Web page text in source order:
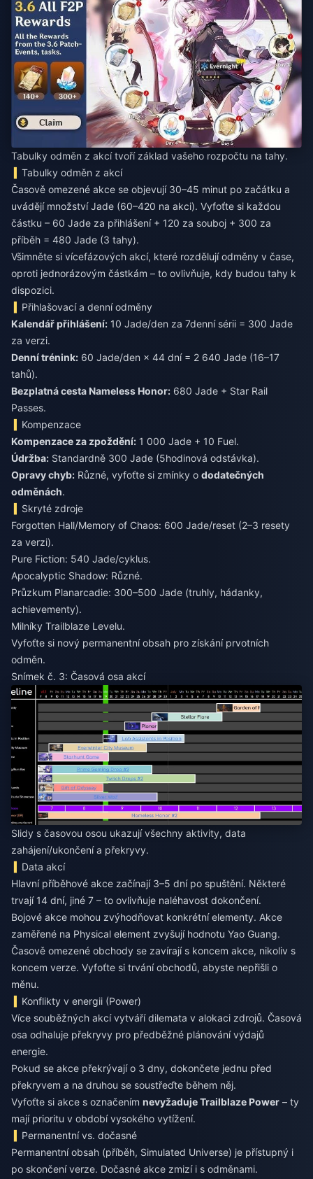
Tabulky odměn z akcí tvoří základ vašeho rozpočtu na tahy.
Tabulky odměn z akcí
Časově omezené akce se objevují 30–45 minut po začátku a
uvádějí množství Jade (60–420 na akci). Vyfoťte si každou
částku – 60 Jade za přihlášení + 120 za souboj + 300 za
příběh = 480 Jade (3 tahy).
Všimněte si vícefázových akcí, které rozdělují odměny v čase,
oproti jednorázovým částkám – to ovlivňuje, kdy budou tahy k
dispozici.
Přihlašovací a denní odměny
Kalendář přihlášení: 10 Jade/den za 7denní sérii = 300 Jade
za verzi.
Denní trénink: 60 Jade/den × 44 dní = 2 640 Jade (16–17
tahů).
Bezplatná cesta Nameless Honor: 680 Jade + Star Rail
Passes.
Kompenzace
Kompenzace za zpoždění: 1 000 Jade + 10 Fuel.
Údržba: Standardně 300 Jade (5hodinová odstávka).
Opravy chyb: Různé, vyfoťte si zmínky o dodatečných
odměnách.
Skryté zdroje
Forgotten Hall/Memory of Chaos: 600 Jade/reset (2–3 resety
za verzi).
Pure Fiction: 540 Jade/cyklus.
Apocalyptic Shadow: Různé.
Průzkum Planarcadie: 300–500 Jade (truhly, hádanky,
achievementy).
Milníky Trailblaze Levelu.
Vyfoťte si nový permanentní obsah pro získání prvotních
odměn.
Snímek č. 3: Časová osa akcí
Slidy s časovou osou ukazují všechny aktivity, data
zahájení/ukončení a překryvy.
Data akcí
Hlavní příběhové akce začínají 3–5 dní po spuštění. Některé
trvají 14 dní, jiné 7 – to ovlivňuje naléhavost dokončení.
Bojové akce mohou zvýhodňovat konkrétní elementy. Akce
zaměřené na Physical element zvyšují hodnotu Yao Guang.
Časově omezené obchody se zavírají s koncem akce, nikoliv s
koncem verze. Vyfoťte si trvání obchodů, abyste nepřišli o
měnu.
Konflikty v energii (Power)
Více souběžných akcí vytváří dilemata v alokaci zdrojů. Časová
osa odhaluje překryvy pro předběžné plánování výdajů
energie.
Pokud se akce překrývají o 3 dny, dokončete jednu před
překryvem a na druhou se soustřeďte během něj.
Vyfoťte si akce s označením nevyžaduje Trailblaze Power – ty
mají prioritu v období vysokého vytížení.
Permanentní vs. dočasné
Permanentní obsah (příběh, Simulated Universe) je přístupný i
po skončení verze. Dočasné akce zmizí i s odměnami.